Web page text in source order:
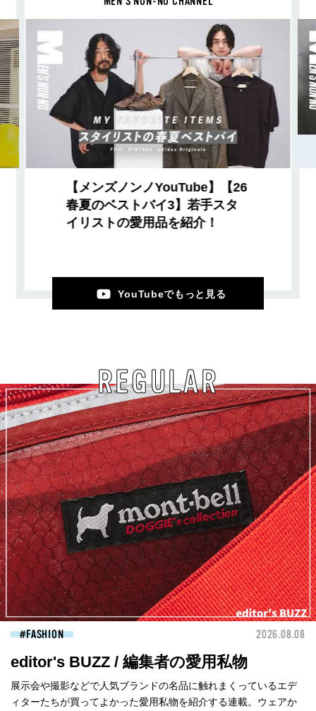
【メンズノンノYouTube】【26
春夏のベストバイ3】若手スタ
イリストの愛用品を紹介！
YouTubeでもっと見る
REGULAR
FASHION 2026.08.08
editor's BUZZ / 編集者の愛用私物
展示会や撮影などで人気ブランドの名品に触れまくっているエデ
ィターたちが買ってよかった愛用私物を紹介する連載。ウェアか